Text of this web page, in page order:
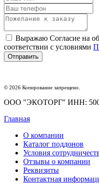
Выражаю Согласие на
соответствии с условиями
© 2026 Копирование запрещено.
ООО "ЭКОТОРГ" ИНН:
Главная
О компании
Каталог поддонов
Условия
Отзывы о компании
Реквизиты
Контактная